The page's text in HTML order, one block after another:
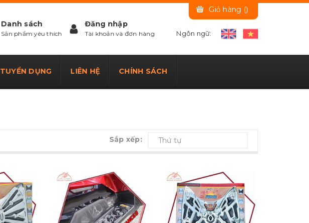
Giỏ hàng ()
Danh sách
Sản phẩm yêu thích
Đăng nhập
Tài khoản và đơn hàng Ngôn ngữ:
TUYỂN DỤNG LIÊN HỆ CHÍNH SÁCH
Sắp xếp: Thứ tự